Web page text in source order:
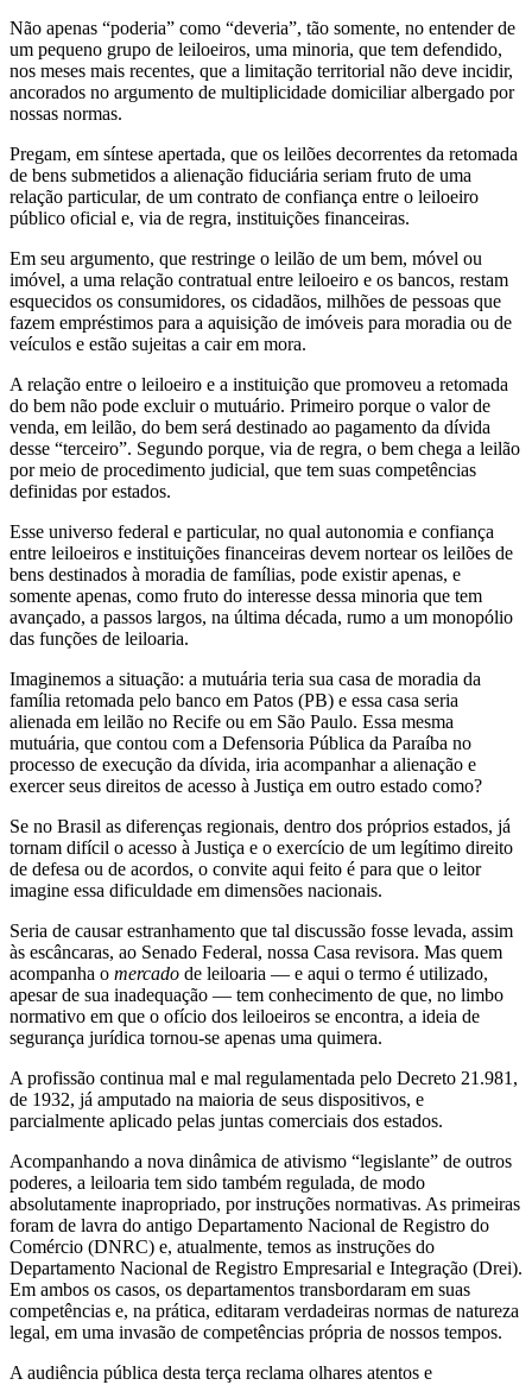
Não apenas “poderia” como “deveria”, tão somente, no entender de
um pequeno grupo de leiloeiros, uma minoria, que tem defendido,
nos meses mais recentes, que a limitação territorial não deve incidir,
ancorados no argumento de multiplicidade domiciliar albergado por
nossas normas.
Pregam, em síntese apertada, que os leilões decorrentes da retomada
de bens submetidos a alienação fiduciária seriam fruto de uma
relação particular, de um contrato de confiança entre o leiloeiro
público oficial e, via de regra, instituições financeiras.
Em seu argumento, que restringe o leilão de um bem, móvel ou
imóvel, a uma relação contratual entre leiloeiro e os bancos, restam
esquecidos os consumidores, os cidadãos, milhões de pessoas que
fazem empréstimos para a aquisição de imóveis para moradia ou de
veículos e estão sujeitas a cair em mora.
A relação entre o leiloeiro e a instituição que promoveu a retomada
do bem não pode excluir o mutuário. Primeiro porque o valor de
venda, em leilão, do bem será destinado ao pagamento da dívida
desse “terceiro”. Segundo porque, via de regra, o bem chega a leilão
por meio de procedimento judicial, que tem suas competências
definidas por estados.
Esse universo federal e particular, no qual autonomia e confiança
entre leiloeiros e instituições financeiras devem nortear os leilões de
bens destinados à moradia de famílias, pode existir apenas, e
somente apenas, como fruto do interesse dessa minoria que tem
avançado, a passos largos, na última década, rumo a um monopólio
das funções de leiloaria.
Imaginemos a situação: a mutuária teria sua casa de moradia da
família retomada pelo banco em Patos (PB) e essa casa seria
alienada em leilão no Recife ou em São Paulo. Essa mesma
mutuária, que contou com a Defensoria Pública da Paraíba no
processo de execução da dívida, iria acompanhar a alienação e
exercer seus direitos de acesso à Justiça em outro estado como?
Se no Brasil as diferenças regionais, dentro dos próprios estados, já
tornam difícil o acesso à Justiça e o exercício de um legítimo direito
de defesa ou de acordos, o convite aqui feito é para que o leitor
imagine essa dificuldade em dimensões nacionais.
Seria de causar estranhamento que tal discussão fosse levada, assim
às escâncaras, ao Senado Federal, nossa Casa revisora. Mas quem
acompanha o mercado de leiloaria — e aqui o termo é utilizado,
apesar de sua inadequação — tem conhecimento de que, no limbo
normativo em que o ofício dos leiloeiros se encontra, a ideia de
segurança jurídica tornou-se apenas uma quimera.
A profissão continua mal e mal regulamentada pelo Decreto 21.981,
de 1932, já amputado na maioria de seus dispositivos, e
parcialmente aplicado pelas juntas comerciais dos estados.
Acompanhando a nova dinâmica de ativismo “legislante” de outros
poderes, a leiloaria tem sido também regulada, de modo
absolutamente inapropriado, por instruções normativas. As primeiras
foram de lavra do antigo Departamento Nacional de Registro do
Comércio (DNRC) e, atualmente, temos as instruções do
Departamento Nacional de Registro Empresarial e Integração (Drei).
Em ambos os casos, os departamentos transbordaram em suas
competências e, na prática, editaram verdadeiras normas de natureza
legal, em uma invasão de competências própria de nossos tempos.
A audiência pública desta terça reclama olhares atentos e